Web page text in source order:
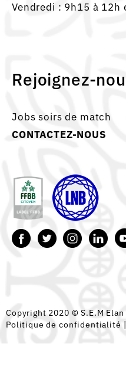
Vendredi : 9h15 à 12h
Rejoignez-
Jobs soirs de match
CONTACTEZ-NOUS
Copyright 2020 © S.E.M Elan
Politique de confidentialité